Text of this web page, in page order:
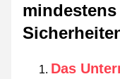
Das